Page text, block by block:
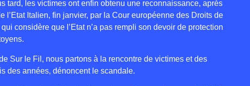
tard, les victimes ont enfin obtenu une reconnaissance, après
l’Etat Italien, fin janvier, par la Cour européenne des Droits de
qui considère que l’Etat n’a pas rempli son devoir de protection
Sur le Fil, nous partons à la rencontre de victimes et des
des années, dénoncent le scandale.